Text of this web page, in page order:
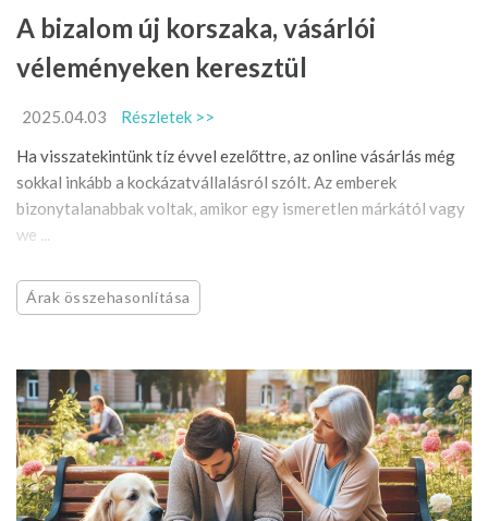
A bizalom új korszaka, vásárlói
véleményeken keresztül
2025.04.03
Részletek >>
Ha visszatekintünk tíz évvel ezelőttre, az online vásárlás még
sokkal inkább a kockázatvállalásról szólt. Az emberek
bizonytalanabbak voltak, amikor egy ismeretlen márkától vagy
we ...
Árak összehasonlítása